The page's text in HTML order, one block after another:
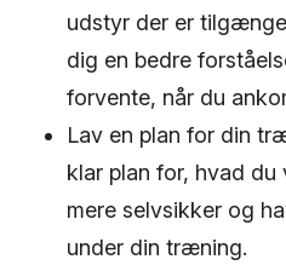
udstyr der er
dig en bedre
forvente, når du
Lav en plan for din
klar plan for, hvad
mere selvsikker og
under din træning.